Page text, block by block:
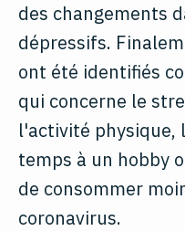
des changements
dépressifs.
ont été identifiés
qui concerne le
l'activité physique,
temps à un hobby
de consommer
coronavirus.